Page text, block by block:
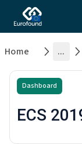
Home ...
Dashboard
ECS